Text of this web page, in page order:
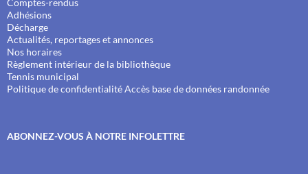
Adhésions
Décharge
Actualités, reportages et annonces
Nos horaires
Règlement intérieur de la bibliothèque
Tennis municipal
Politique de confidentialitéAccès base de données randonnée
ABONNEZ-VOUS À NOTRE INFOLETTRE